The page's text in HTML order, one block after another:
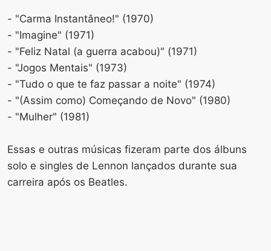
- "Carma Instantâneo!" (1970)
- "Imagine" (1971)
- "Feliz Natal (a guerra acabou)" (1971)
- "Jogos Mentais" (1973)
- "Tudo o que te faz passar a noite" (1974)
- "(Assim como) Começando de Novo" (1980)
- "Mulher" (1981)
Essas e outras músicas fizeram parte dos álbuns
solo e singles de Lennon lançados durante sua
carreira após os Beatles.